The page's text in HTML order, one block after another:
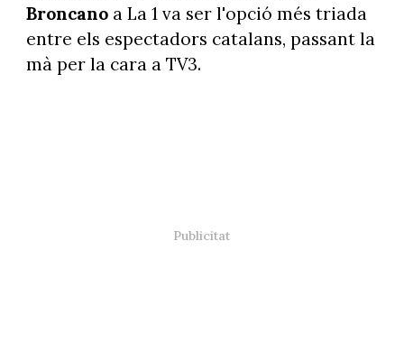
Broncanoa La 1 va ser l'opció més triada
entre els espectadors catalans, passant la
mà per la cara a TV3.